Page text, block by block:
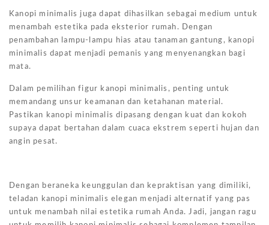
Kanopi minimalis juga dapat dihasilkan sebagai medium untuk
menambah estetika pada eksterior rumah. Dengan
penambahan lampu-lampu hias atau tanaman gantung, kanopi
minimalis dapat menjadi pemanis yang menyenangkan bagi
mata.
Dalam pemilihan figur kanopi minimalis, penting untuk
memandang unsur keamanan dan ketahanan material.
Pastikan kanopi minimalis dipasang dengan kuat dan kokoh
supaya dapat bertahan dalam cuaca ekstrem seperti hujan dan
angin pesat.
Dengan beraneka keunggulan dan kepraktisan yang dimiliki,
teladan kanopi minimalis elegan menjadi alternatif yang pas
untuk menambah nilai estetika rumah Anda. Jadi, jangan ragu